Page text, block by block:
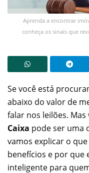
Aprenda a encontrar
conheça os sinais que
Se você está
abaixo do valor de
falar nos leilões. Mas
Caixa pode ser uma
vamos explicar o
benefícios e por que
inteligente para